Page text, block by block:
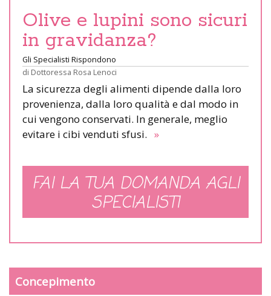
Olive e lupini sono sicuri
in gravidanza?
Gli Specialisti Rispondono
di Dottoressa Rosa Lenoci
La sicurezza degli alimenti dipende dalla loro
provenienza, dalla loro qualità e dal modo in
cui vengono conservati. In generale, meglio
evitare i cibi venduti sfusi. »
FAI LA TUA DOMANDA AGLI
SPECIALISTI
Concepimento